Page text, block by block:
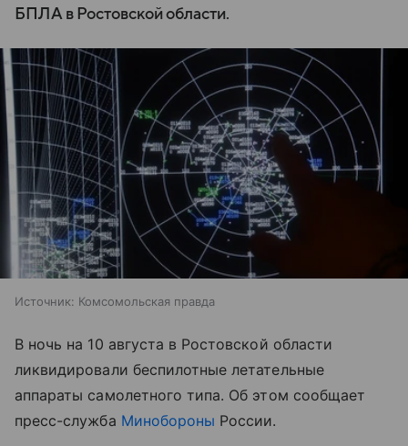
БПЛА в Ростовской области.
Источник: Комсомольская правда
В ночь на 10 августа в Ростовской области
ликвидировали беспилотные летательные
аппараты самолетного типа. Об этом сообщает
пресс-служба Минобороны России.